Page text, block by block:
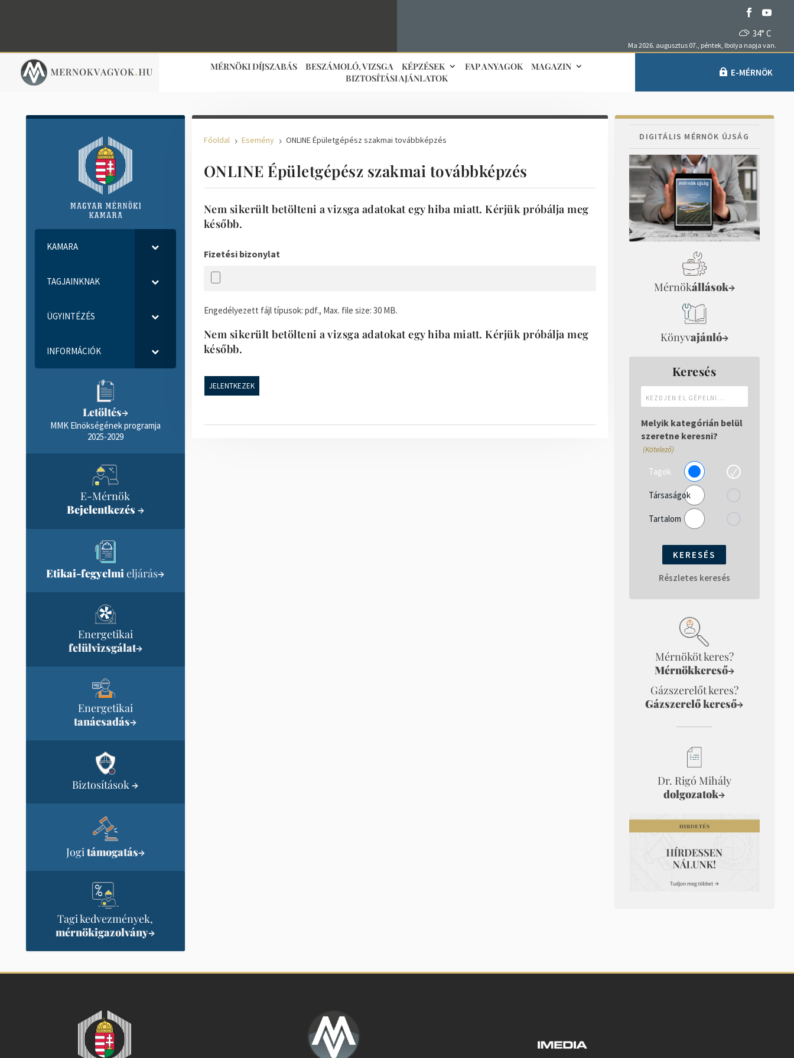
34° C
Ma 2026. augusztus 07., péntek, Ibolya napja van.
MÉRNÖKI DÍJSZABÁS BESZÁMOLÓ, VIZSGA KÉPZÉSEK FAP ANYAGOK
MAGAZIN
BIZTOSÍTÁSI AJÁNLATOK
E-MÉRNÖK
KAMARA
TAGJAINKNAK
ÜGYINTÉZÉS
INFORMÁCIÓK
Letöltés→
MMK Elnökségének programja
2025-2029
E-Mérnök
Bejelentkezés →
Etikai-fegyelmieljárás→
Energetikai
felülvizsgálat→
Energetikai
tanácsadás→
Biztosítások→
Jogi támogatás→
Tagi kedvezmények,
mérnökigazolvány→
Főoldal 5 Esemény 5 ONLINE Épületgépész szakmai továbbképzés
ONLINE Épületgépész szakmai továbbképzés
Nem sikerült betölteni a vizsga adatokat egy hiba miatt. Kérjük próbálja meg
később.
Fizetési bizonylat
Engedélyezett fájl típusok: pdf., Max. file size: 30 MB.
Nem sikerült betölteni a vizsga adatokat egy hiba miatt. Kérjük próbálja meg
később.
DIGITÁLIS MÉRNÖK ÚJSÁG
Mérnökállások→
Könyvajánló→
Keresés
el
gépelni...
Melyik kategórián belül
szeretne keresni?
(Kötelező)
Tagok
Társaságok
Tartalom
Részletes keresés
Mérnököt keres?
Mérnökkereső→
Gázszerelőt keres?
Gázszerelő kereső→
Dr. Rigó Mihály
dolgozatok→